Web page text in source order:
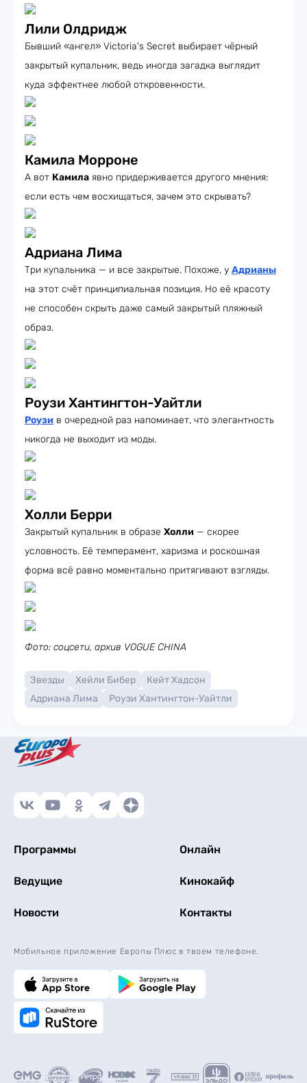
Лили Олдридж
Бывший «ангел» Victoria's Secret выбирает чёрный
закрытый купальник, ведь иногда загадка выглядит
куда эффектнее любой откровенности.
Камила Морроне
А вот Камила явно придерживается другого мнения:
если есть чем восхищаться, зачем это скрывать?
Адриана Лима
Три купальника — и все закрытые. Похоже, у Адрианы
на этот счёт принципиальная позиция. Но её красоту
не способен скрыть даже самый закрытый пляжный
образ.
Роузи Хантингтон-Уайтли
Роузи в очередной раз напоминает, что элегантность
никогда не выходит из моды.
Холли Берри
Закрытый купальник в образе Холли — скорее
условность. Её темперамент, харизма и роскошная
форма всё равно моментально притягивают взгляды.
Фото: соцсети, архив VOGUE CHINA
Звезды Хейли Бибер
Кейт Хадсон
Адриана Лима
Роузи Хантингтон-Уайтли
Программы Онлайн
Ведущие Кинокайф
Новости Контакты
Мобильное приложение Европы Плюс в твоем телефоне.